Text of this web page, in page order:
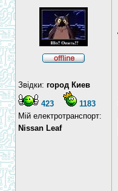
Звідки: город Киев
423
1183
Мій електротранспорт:
Nissan Leaf